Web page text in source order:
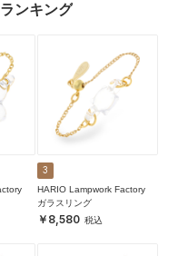
ンキング
3
HARIO Lampwork Factory
ガラスリング
8,580